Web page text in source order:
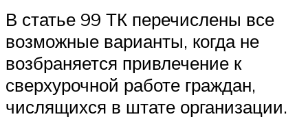
В статье 99 ТК перечислены все
возможные варианты, когда не
возбраняется привлечение к
сверхурочной работе граждан,
числящихся в штате организации.